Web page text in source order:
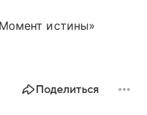
истины»
Поделиться